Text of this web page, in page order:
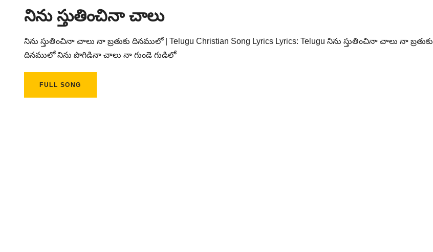
నిను స్తుతించినా చాలు
నిను స్తుతించినా చాలు నా బ్రతుకు దినములో | Telugu Christian Song Lyrics Lyrics: Telugu నిను స్తుతించినా చాలు నా బ్రతుకు
దినములో నిను పొగిడినా చాలు నా గుండె గుడిలో
FULL SONG